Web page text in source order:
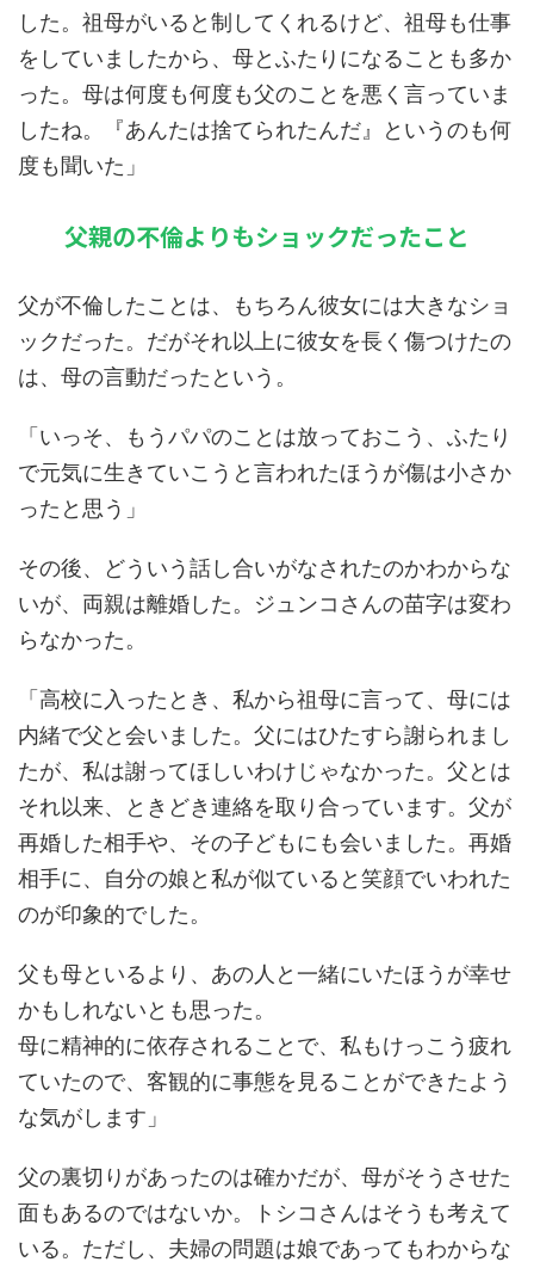
した。祖母がいると制してくれるけど、祖母も仕事
をしていましたから、母とふたりになることも多か
った。母は何度も何度も父のことを悪く言っていま
したね。『あんたは捨てられたんだ』というのも何
度も聞いた」
父親の不倫よりもショックだったこと
父が不倫したことは、もちろん彼女には大きなショ
ックだった。だがそれ以上に彼女を長く傷つけたの
は、母の言動だったという。
「いっそ、もうパパのことは放っておこう、ふたり
で元気に生きていこうと言われたほうが傷は小さか
ったと思う」
その後、どういう話し合いがなされたのかわからな
いが、両親は離婚した。ジュンコさんの苗字は変わ
らなかった。
「高校に入ったとき、私から祖母に言って、母には
内緒で父と会いました。父にはひたすら謝られまし
たが、私は謝ってほしいわけじゃなかった。父とは
それ以来、ときどき連絡を取り合っています。父が
再婚した相手や、その子どもにも会いました。再婚
相手に、自分の娘と私が似ていると笑顔でいわれた
のが印象的でした。
父も母といるより、あの人と一緒にいたほうが幸せ
かもしれないとも思った。
母に精神的に依存されることで、私もけっこう疲れ
ていたので、客観的に事態を見ることができたよう
な気がします」
父の裏切りがあったのは確かだが、母がそうさせた
面もあるのではないか。トシコさんはそうも考えて
いる。ただし、夫婦の問題は娘であってもわからな